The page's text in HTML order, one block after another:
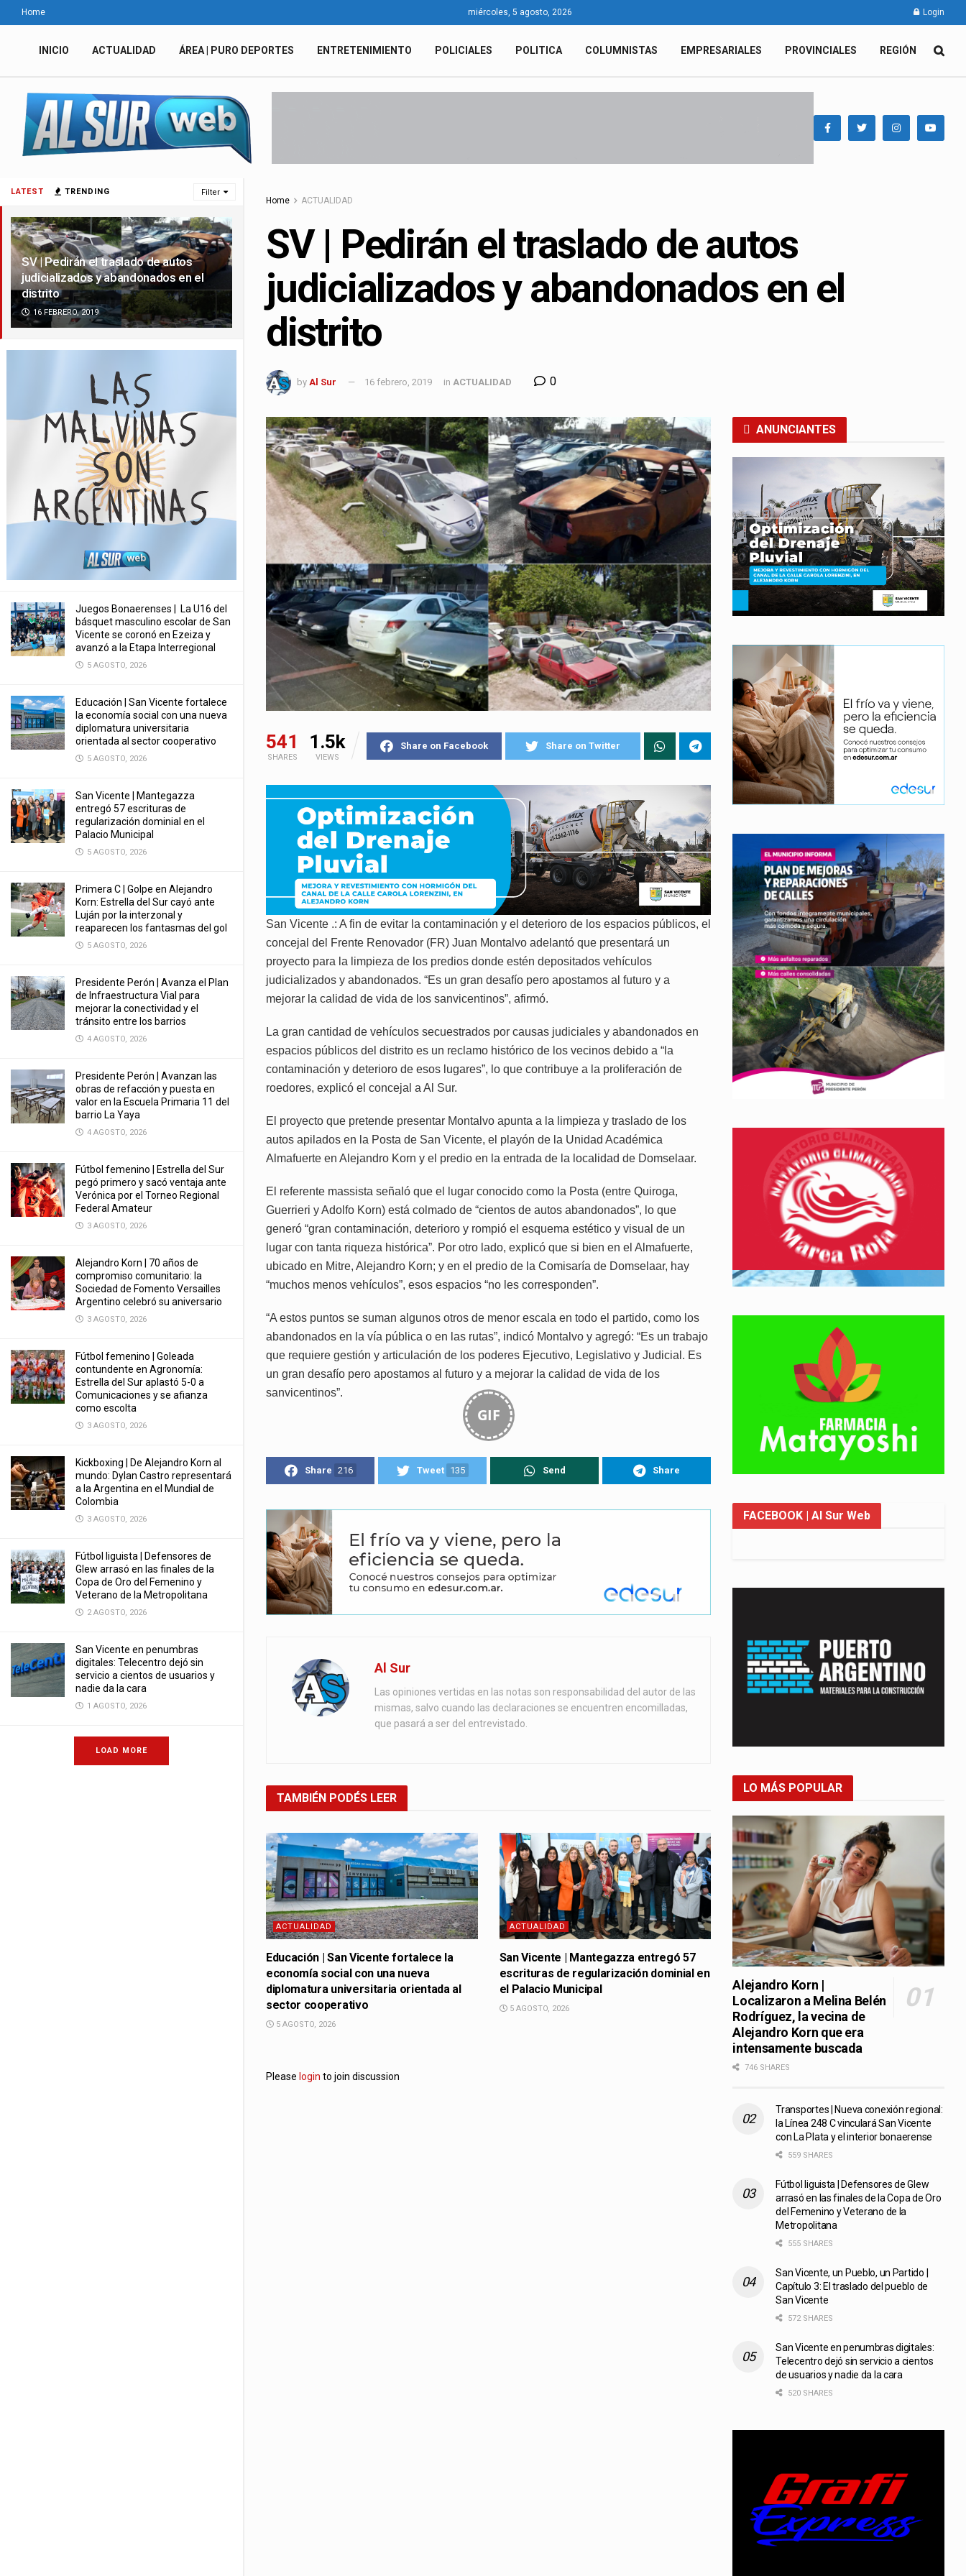
LATEST TRENDING Filter
SV | Pedirán el traslado de autos
judicializados y abandonados en el
distrito
16 FEBRERO, 2019
Juegos Bonaerenses | La U16 del
básquet masculino escolar de San
Vicente se coronó en Ezeiza y
avanzó a la Etapa Interregional
5 AGOSTO, 2026
Educación | San Vicente fortalece
la economía social con una nueva
diplomatura universitaria
orientada al sector cooperativo
5 AGOSTO, 2026
San Vicente | Mantegazza
entregó 57 escrituras de
regularización dominial en el
Palacio Municipal
5 AGOSTO, 2026
Primera C | Golpe en Alejandro
Korn: Estrella del Sur cayó ante
Luján por la interzonal y
reaparecen los fantasmas del gol
5 AGOSTO, 2026
Presidente Perón | Avanza el Plan
de Infraestructura Vial para
mejorar la conectividad y el
tránsito entre los barrios
4 AGOSTO, 2026
Presidente Perón | Avanzan las
obras de refacción y puesta en
valor en la Escuela Primaria 11 del
barrio La Yaya
4 AGOSTO, 2026
Fútbol femenino | Estrella del Sur
pegó primero y sacó ventaja ante
Verónica por el Torneo Regional
Federal Amateur
3 AGOSTO, 2026
Alejandro Korn | 70 años de
compromiso comunitario: la
Sociedad de Fomento Versailles
Argentino celebró su aniversario
3 AGOSTO, 2026
Fútbol femenino | Goleada
contundente en Agronomía:
Estrella del Sur aplastó 5-0 a
Comunicaciones y se afianza
como escolta
3 AGOSTO, 2026
Kickboxing | De Alejandro Korn al
mundo: Dylan Castro representará
a la Argentina en el Mundial de
Colombia
3 AGOSTO, 2026
Fútbol liguista | Defensores de
Glew arrasó en las finales de la
Copa de Oro del Femenino y
Veterano de la Metropolitana
2 AGOSTO, 2026
San Vicente en penumbras
digitales: Telecentro dejó sin
servicio a cientos de usuarios y
nadie da la cara
1 AGOSTO, 2026
LOAD MORE
Home miércoles, 5 agosto, 2026 Login
INICIO ACTUALIDAD ÁREA | PURO DEPORTES ENTRETENIMIENTO POLICIALES POLITICA COLUMNISTAS EMPRESARIALES PROVINCIALES REGIÓN
Home ACTUALIDAD
SV | Pedirán el traslado de autos
judicializados y abandonados en el
distrito
by Al Sur 16 febrero, 2019 in ACTUALIDAD 0
541
SHARES
1.5k
VIEWS
Share on Facebook Share on Twitter
San Vicente .: A fin de evitar la contaminación y el deterioro de los espacios públicos, el
concejal del Frente Renovador (FR) Juan Montalvo adelantó que presentará un
proyecto para la limpieza de los predios donde estén depositados vehículos
judicializados y abandonados. “Es un gran desafío pero apostamos al futuro y a
mejorar la calidad de vida de los sanvicentinos”, afirmó.
La gran cantidad de vehículos secuestrados por causas judiciales y abandonados en
espacios públicos del distrito es un reclamo histórico de los vecinos debido a “la
contaminación y deterioro de esos lugares”, lo que contribuye a la proliferación de
roedores, explicó el concejal a Al Sur.
El proyecto que pretende presentar Montalvo apunta a la limpieza y traslado de los
autos apilados en la Posta de San Vicente, el playón de la Unidad Académica
Almafuerte en Alejandro Korn y el predio en la entrada de la localidad de Domselaar.
El referente massista señaló que el lugar conocido como la Posta (entre Quiroga,
Guerrieri y Adolfo Korn) está colmado de “cientos de autos abandonados”, lo que
generó “gran contaminación, deterioro y rompió el esquema estético y visual de un
lugar con tanta riqueza histórica”. Por otro lado, explicó que si bien en el Almafuerte,
ubicado en Mitre, Alejandro Korn; y en el predio de la Comisaría de Domselaar, hay
“muchos menos vehículos”, esos espacios “no les corresponden”.
“A estos puntos se suman algunos otros de menor escala en todo el partido, como los
abandonados en la vía pública o en las rutas”, indicó Montalvo y agregó: “Es un trabajo
que requiere gestión y articulación de los poderes Ejecutivo, Legislativo y Judicial. Es
un gran desafío pero apostamos al futuro y a mejorar la calidad de vida de los
sanvicentinos”.
GIF
Share 216 Tweet 135 Send Share
Al Sur
Las opiniones vertidas en las notas son responsabilidad del autor de las
mismas, salvo cuando las declaraciones se encuentren encomilladas,
que pasará a ser del entrevistado.
TAMBIÉN PODÉS LEER
ACTUALIDAD
Educación | San Vicente fortalece la
economía social con una nueva
diplomatura universitaria orientada al
sector cooperativo
5 AGOSTO, 2026
ACTUALIDAD
San Vicente | Mantegazza entregó 57
escrituras de regularización dominial en
el Palacio Municipal
5 AGOSTO, 2026
Please login to join discussion
ANUNCIANTES
FACEBOOK | Al Sur Web
LO MÁS POPULAR
Alejandro Korn |
Localizaron a Melina Belén
Rodríguez, la vecina de
Alejandro Korn que era
intensamente buscada
746 SHARES
Transportes | Nueva conexión regional:
la Línea 248 C vinculará San Vicente
con La Plata y el interior bonaerense
559 SHARES
Fútbol liguista | Defensores de Glew
arrasó en las finales de la Copa de Oro
del Femenino y Veterano de la
Metropolitana
555 SHARES
San Vicente, un Pueblo, un Partido |
Capítulo 3: El traslado del pueblo de
San Vicente
572 SHARES
San Vicente en penumbras digitales:
Telecentro dejó sin servicio a cientos
de usuarios y nadie da la cara
520 SHARES